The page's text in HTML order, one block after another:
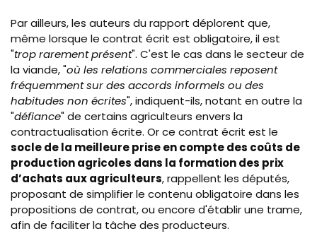
Par ailleurs, les auteurs du rapport déplorent que,
même lorsque le contrat écrit est obligatoire, il est
"trop rarement présent". C'est le cas dans le secteur de
la viande, "où les relations commerciales reposent
fréquemment sur des accords informels ou des
habitudes non écrites", indiquent-ils, notant en outre la
"défiance" de certains agriculteurs envers la
contractualisation écrite. Or ce contrat écrit est le
socle de la meilleure prise en compte des coûts de
production agricoles dans la formation des prix
d’achats aux agriculteurs, rappellent les députés,
proposant de simplifier le contenu obligatoire dans les
propositions de contrat, ou encore d'établir une trame,
afin de faciliter la tâche des producteurs.